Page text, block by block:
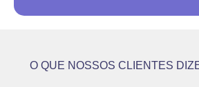
O QUE NOSSOS CLIENTES